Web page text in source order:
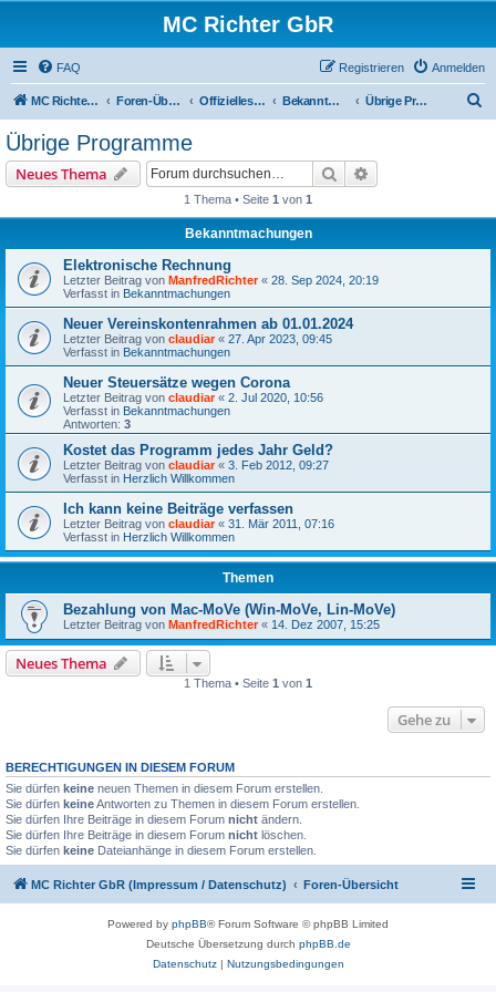
MC Richter GbR
FAQ Anmelden
Registrieren
MC Richter GbR (Impressum / Datenschutz) Foren-Übersicht Offizielles für Jedermann Bekanntmachungen Übrige Programme
Übrige Programme
Neues Thema Suche
1 Thema • Seite 1 von 1
Bekanntmachungen
Elektronische Rechnung
Letzter Beitrag von ManfredRichter« 28. Sep 2024, 20:19
Verfasst in Bekanntmachungen
Neuer Vereinskontenrahmen ab 01.01.2024
Letzter Beitrag von claudiar« 27. Apr 2023, 09:45
Verfasst in Bekanntmachungen
Neuer Steuersätze wegen Corona
Letzter Beitrag von claudiar« 2. Jul 2020, 10:56
Verfasst in Bekanntmachungen
Antworten: 3
Kostet das Programm jedes Jahr Geld?
Letzter Beitrag von claudiar« 3. Feb 2012, 09:27
Verfasst in Herzlich Willkommen
Ich kann keine Beiträge verfassen
Letzter Beitrag von claudiar« 31. Mär 2011, 07:16
Verfasst in Herzlich Willkommen
Themen
Bezahlung von Mac-MoVe (Win-MoVe, Lin-MoVe)
Letzter Beitrag von ManfredRichter« 14. Dez 2007, 15:25
Neues Thema
1 Thema • Seite 1 von 1
Gehe zu
BERECHTIGUNGEN IN DIESEM FORUM
Sie dürfen keine neuen Themen in diesem Forum erstellen.
Sie dürfen keineAntworten zu Themen in diesem Forum erstellen.
Sie dürfen Ihre Beiträge in diesem Forum nicht ändern.
Sie dürfen Ihre Beiträge in diesem Forum nicht löschen.
Sie dürfen keine Dateianhänge in diesem Forum erstellen.
MC Richter GbR (Impressum / Datenschutz) Foren-Übersicht
Powered by phpBB® Forum Software © phpBB Limited
Deutsche Übersetzung durch phpBB.de
Datenschutz| Nutzungsbedingungen